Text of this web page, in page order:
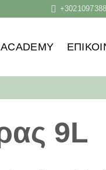
ACADEMY
9L